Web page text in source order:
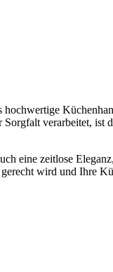
verarbeitet,
eine zeitlose
wird und Ihre